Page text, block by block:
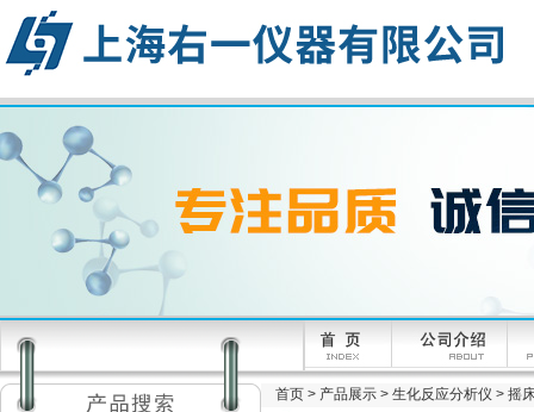
首页 > 产品展示 > 生化反应分析仪 > 摇